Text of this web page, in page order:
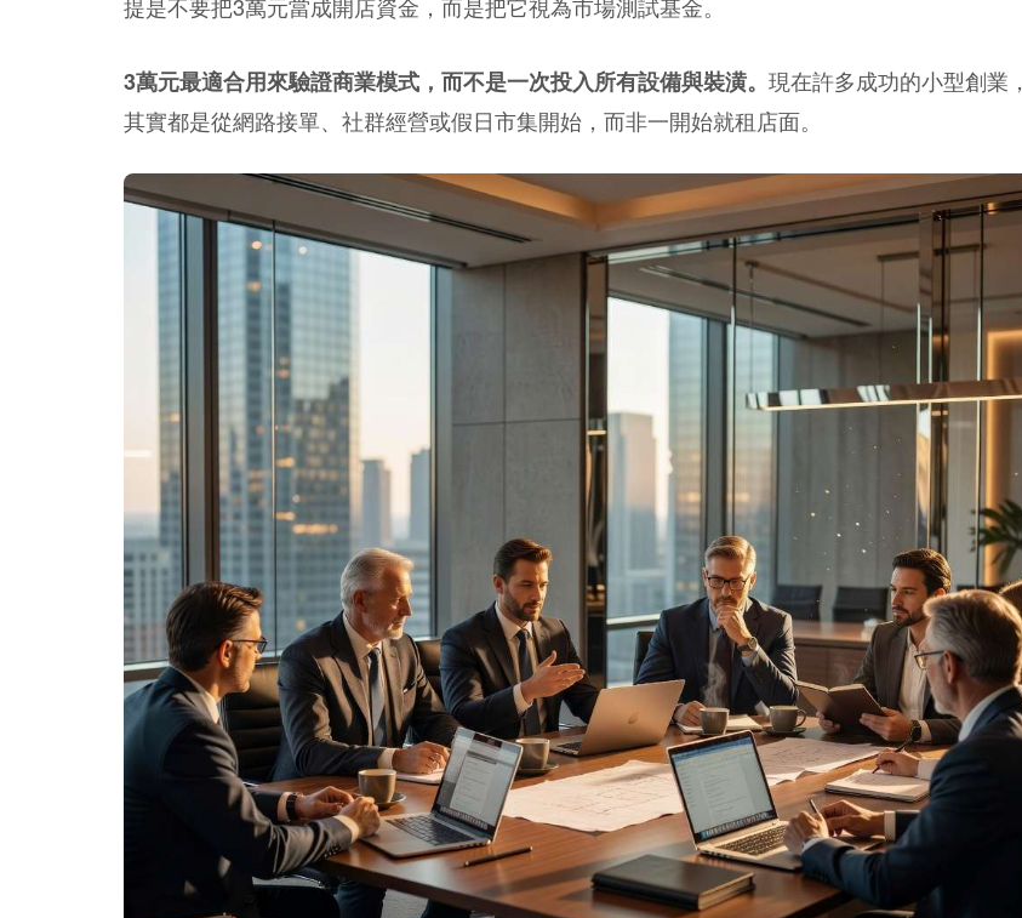
3萬元最適合用來驗證商業模式，而不是一次投入所有設備與裝潢。 現在許多成功的小型創業，
其實都是從網路接單、社群經營或假日市集開始，而非一開始就租店面。